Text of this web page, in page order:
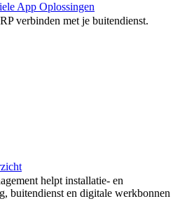
App Oplossingen
verbinden met je buitendienst.
helpt installatie- en
buitendienst en digitale werkbonnen